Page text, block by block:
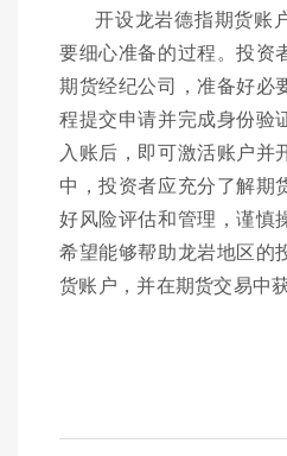
开设龙岩德指期货账
要细心准备的过程。投资
期货经纪公司，准备好必
程提交申请并完成身份验
入账后，即可激活账户并
中，投资者应充分了解期
好风险评估和管理，谨慎
希望能够帮助龙岩地区的
货账户，并在期货交易中